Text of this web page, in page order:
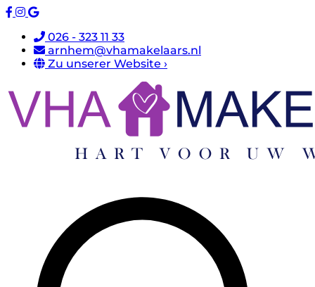
026 - 323 11 33
arnhem@vhamakelaars.nl
Zu unserer Website ›